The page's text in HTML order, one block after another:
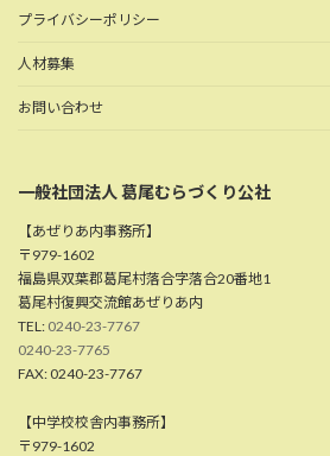
プライバシーポリシー
人材募集
お問い合わせ
一般社団法人 葛尾むらづくり公社
【あぜりあ内事務所】
〒979-1602
福島県双葉郡葛尾村落合字落合20番地1
葛尾村復興交流館あぜりあ内
TEL: 0240-23-7767
0240-23-7765
FAX: 0240-23-7767
【中学校校舎内事務所】
〒979-1602